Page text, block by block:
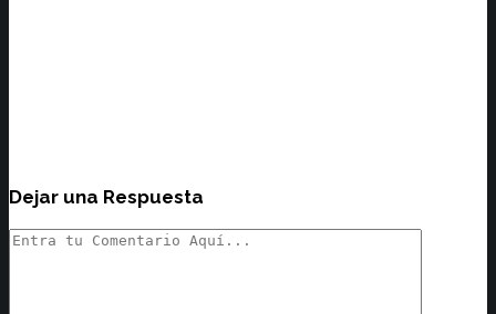
Dejar una Respuesta